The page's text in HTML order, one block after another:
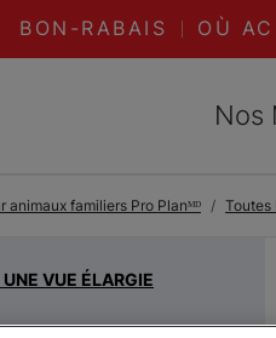
BON-RABAIS OÙ
Nos
animaux familiers Pro Planᴹᴰ Toutes
VUE ÉLARGIE